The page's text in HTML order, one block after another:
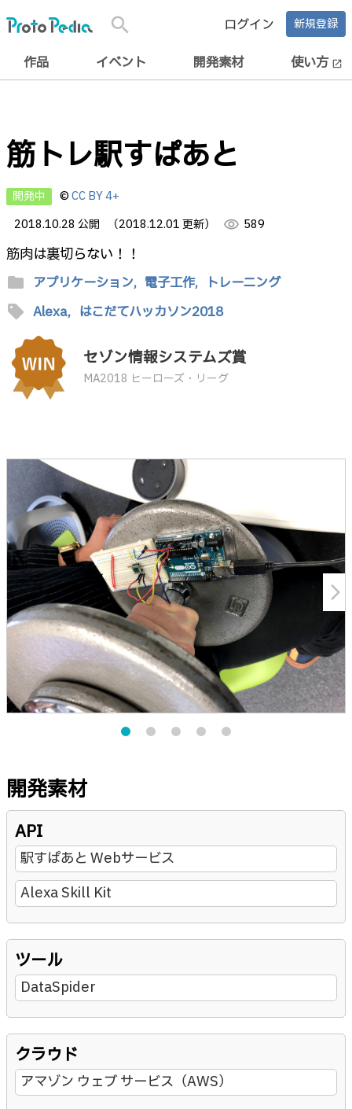
search ログイン 新規登録
作品 イベント 開発素材 使い方 open_in_new
筋トレ駅すぱあと
開発中 ©CC BY 4+
2018.10.28 公開
（2018.12.01 更新） visibility 589
筋肉は裏切らない！！
folder アプリケーション, 電子工作,
トレーニング
sell Alexa, はこだてハッカソン2018
セゾン情報システムズ賞
MA2018 ヒーローズ・リーグ
arrow_forward_ios
開発素材
API
駅すぱあと Webサービス
Alexa Skill Kit
ツール
DataSpider
クラウド
アマゾン ウェブ サービス（AWS）